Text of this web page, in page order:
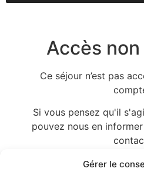
Gérer le
Accès
Ce séjour n’est pas
Si vous pensez qu'il
pouvez nous en